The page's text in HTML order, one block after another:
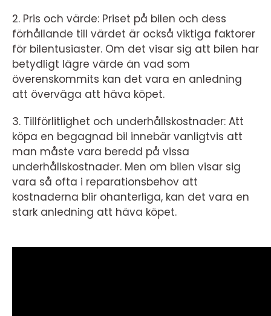
2. Pris och värde: Priset på bilen och dess
förhållande till värdet är också viktiga faktorer
för bilentusiaster. Om det visar sig att bilen har
betydligt lägre värde än vad som
överenskommits kan det vara en anledning
att överväga att häva köpet.
3. Tillförlitlighet och underhållskostnader: Att
köpa en begagnad bil innebär vanligtvis att
man måste vara beredd på vissa
underhållskostnader. Men om bilen visar sig
vara så ofta i reparationsbehov att
kostnaderna blir ohanterliga, kan det vara en
stark anledning att häva köpet.